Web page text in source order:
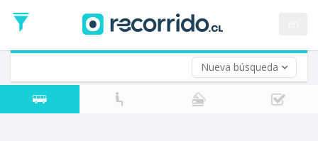
Nueva búsqueda
de
Ida
Vuelta (opcional)
Fecha
de